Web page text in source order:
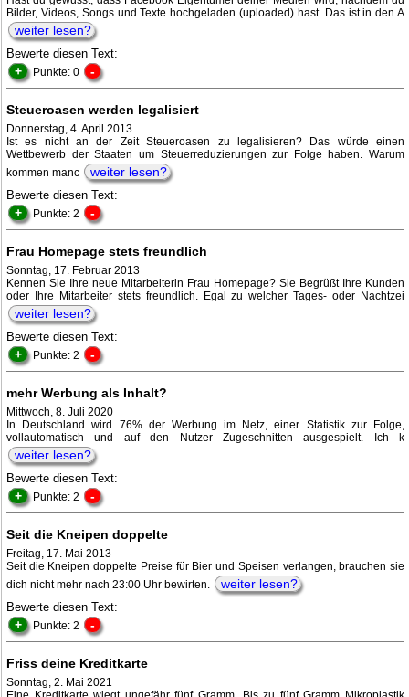
Bilder, Videos, Songs und Texte hochgeladen (uploaded) hast. Das ist in den A
weiter lesen?
Bewerte diesen Text:
+ Punkte: 0 -
Steueroasen werden legalisiert
Donnerstag, 4. April 2013
Ist es nicht an der Zeit Steueroasen zu legalisieren? Das würde einen
Wettbewerb der Staaten um Steuerreduzierungen zur Folge haben. Warum
kommen manc
weiter lesen?
Bewerte diesen Text:
+ Punkte: 2 -
Frau Homepage stets freundlich
Sonntag, 17. Februar 2013
Kennen Sie Ihre neue Mitarbeiterin Frau Homepage? Sie Begrüßt Ihre Kunden
oder Ihre Mitarbeiter stets freundlich. Egal zu welcher Tages- oder Nachtzei
weiter lesen?
Bewerte diesen Text:
+ Punkte: 2 -
mehr Werbung als Inhalt?
Mittwoch, 8. Juli 2020
In Deutschland wird 76% der Werbung im Netz, einer Statistik zur Folge,
vollautomatisch und auf den Nutzer Zugeschnitten ausgespielt. Ich k
weiter lesen?
Bewerte diesen Text:
+ Punkte: 2 -
Seit die Kneipen doppelte
Freitag, 17. Mai 2013
Seit die Kneipen doppelte Preise für Bier und Speisen verlangen, brauchen sie
dich nicht mehr nach 23:00 Uhr bewirten.
weiter lesen?
Bewerte diesen Text:
+ Punkte: 2 -
Friss deine Kreditkarte
Sonntag, 2. Mai 2021